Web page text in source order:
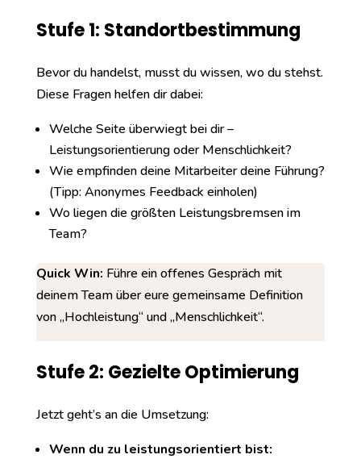
Stufe 1: Standortbestimmung
Bevor du handelst, musst du wissen, wo du stehst.
Diese Fragen helfen dir dabei:
Welche Seite überwiegt bei dir –
Leistungsorientierung oder Menschlichkeit?
Wie empfinden deine Mitarbeiter deine Führung?
(Tipp: Anonymes Feedback einholen)
Wo liegen die größten Leistungsbremsen im
Team?
Quick Win: Führe ein offenes Gespräch mit
deinem Team über eure gemeinsame Definition
von „Hochleistung“ und „Menschlichkeit“.
Stufe 2: Gezielte Optimierung
Jetzt geht’s an die Umsetzung:
Wenn du zu leistungsorientiert bist: